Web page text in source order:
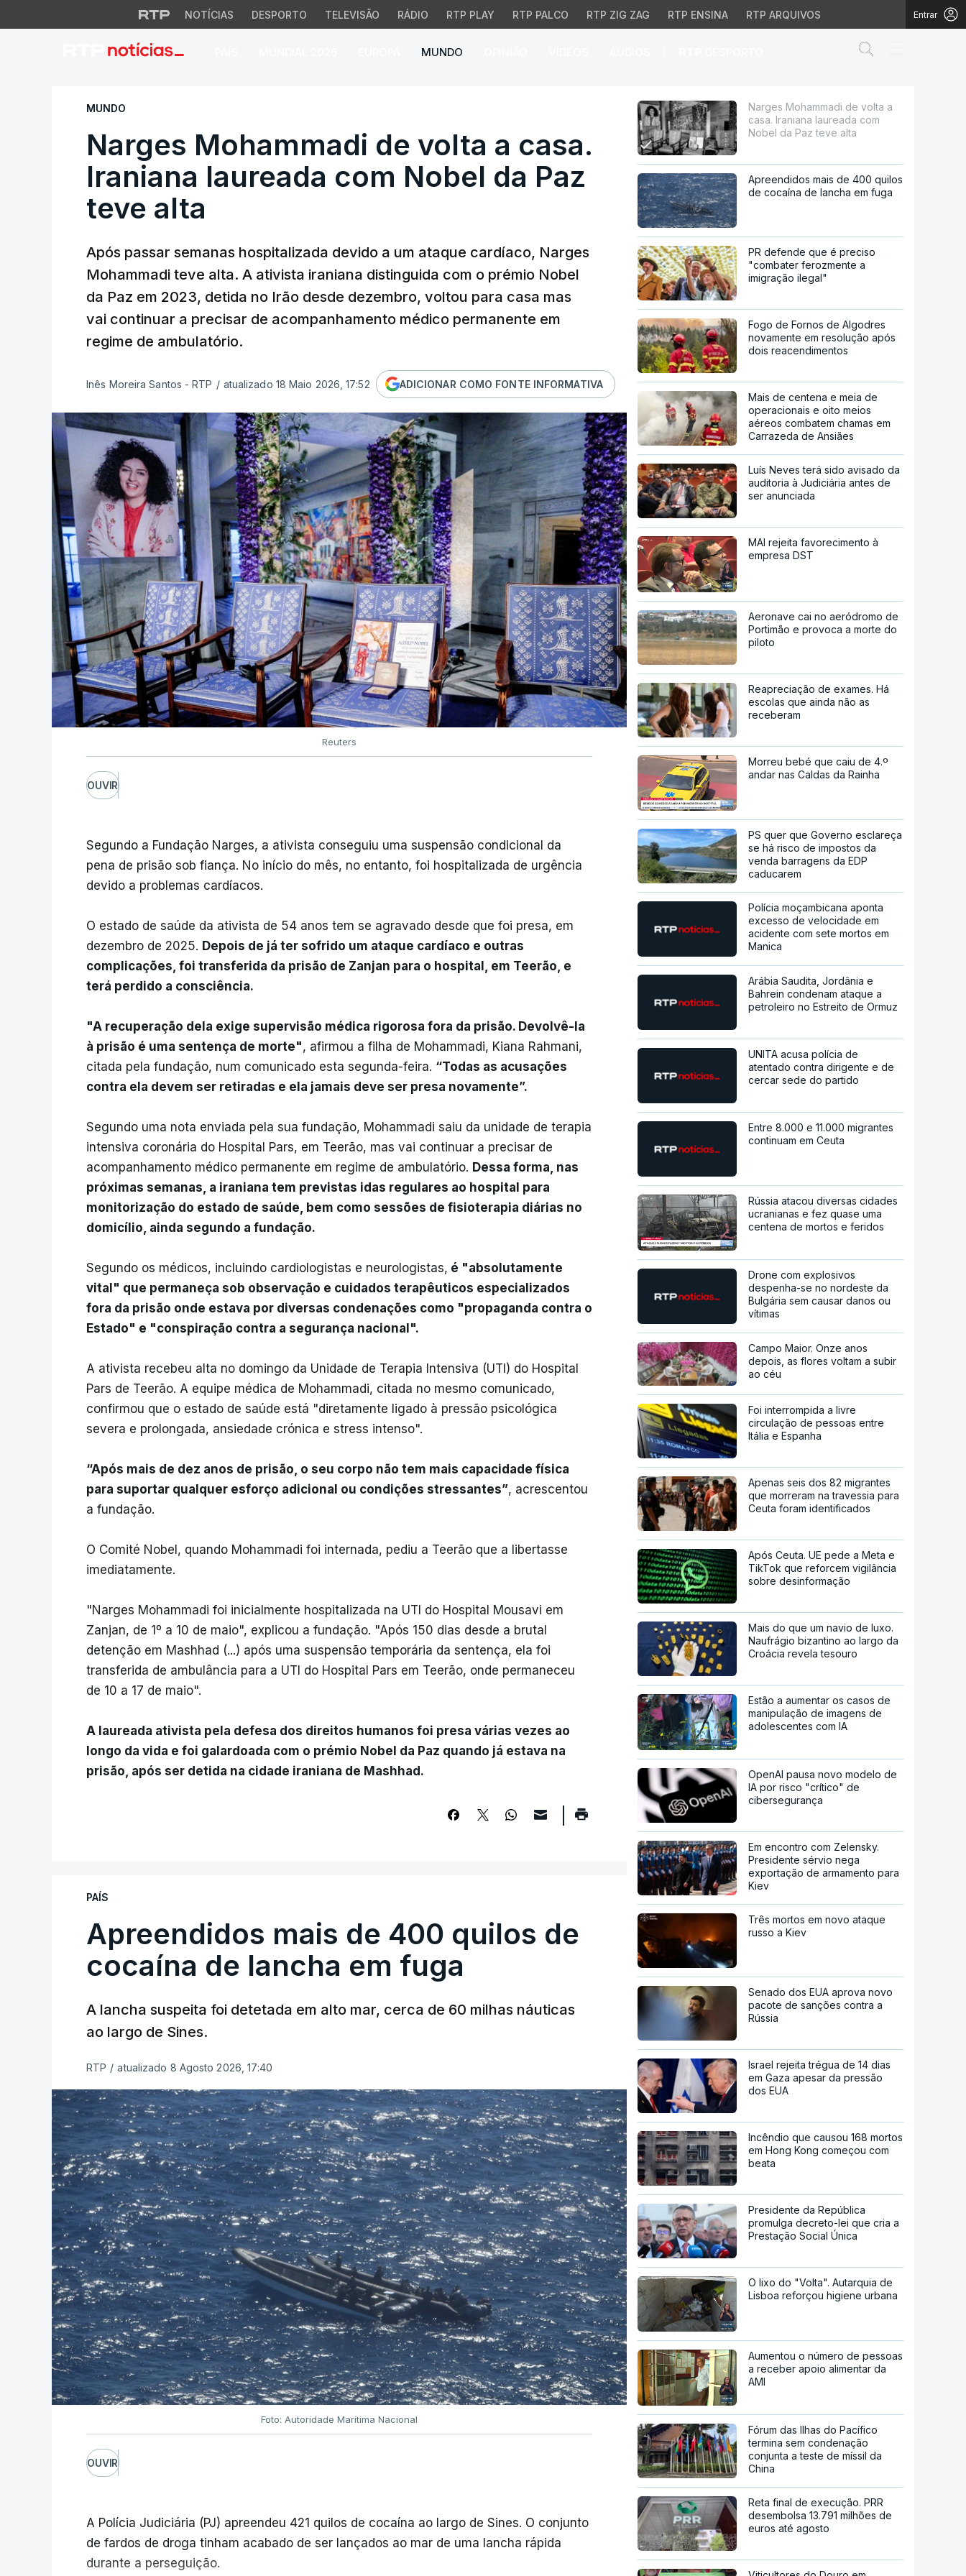
NOTÍCIAS DESPORTO TELEVISÃO RÁDIO RTP PLAY RTP PALCO RTP ZIG ZAG RTP ENSINA RTP ARQUIVOS Entrar
MUNDO
Narges Mohammadi de volta a casa. Iraniana laureada com
MUNDO
Narges Mohammadi de volta a casa.
Iraniana laureada com Nobel da Paz
teve alta
Após passar semanas hospitalizada devido a um ataque cardíaco, Narges
Mohammadi teve alta. A ativista iraniana distinguida com o prémio Nobel
da Paz em 2023, detida no Irão desde dezembro, voltou para casa mas
vai continuar a precisar de acompanhamento médico permanente em
regime de ambulatório.
Inês Moreira Santos - RTP / atualizado 18 Maio 2026, 17:52 ADICIONAR COMO FONTE INFORMATIVA
Reuters
OUVIR
Segundo a Fundação Narges, a ativista conseguiu uma suspensão condicional da
pena de prisão sob fiança. No início do mês, no entanto, foi hospitalizada de urgência
devido a problemas cardíacos.
O estado de saúde da ativista de 54 anos tem se agravado desde que foi presa, em
dezembro de 2025. Depois de já ter sofrido um ataque cardíaco e outras
complicações, foi transferida da prisão de Zanjan para o hospital, em Teerão, e
terá perdido a consciência.
"A recuperação dela exige supervisão médica rigorosa fora da prisão. Devolvê-la
à prisão é uma sentença de morte", afirmou a filha de Mohammadi, Kiana Rahmani,
citada pela fundação, num comunicado esta segunda-feira. “Todas as acusações
contra ela devem ser retiradas e ela jamais deve ser presa novamente”.
Segundo uma nota enviada pela sua fundação, Mohammadi saiu da unidade de terapia
intensiva coronária do Hospital Pars, em Teerão, mas vai continuar a precisar de
acompanhamento médico permanente em regime de ambulatório. Dessa forma, nas
próximas semanas, a iraniana tem previstas idas regulares ao hospital para
monitorização do estado de saúde, bem como sessões de fisioterapia diárias no
domicílio, ainda segundo a fundação.
Segundo os médicos, incluindo cardiologistas e neurologistas, é "absolutamente
vital" que permaneça sob observação e cuidados terapêuticos especializados
fora da prisão onde estava por diversas condenações como "propaganda contra o
Estado" e "conspiração contra a segurança nacional".
A ativista recebeu alta no domingo da Unidade de Terapia Intensiva (UTI) do Hospital
Pars de Teerão. A equipe médica de Mohammadi, citada no mesmo comunicado,
confirmou que o estado de saúde está "diretamente ligado à pressão psicológica
severa e prolongada, ansiedade crónica e stress intenso".
“Após mais de dez anos de prisão, o seu corpo não tem mais capacidade física
para suportar qualquer esforço adicional ou condições stressantes”, acrescentou
a fundação.
O Comité Nobel, quando Mohammadi foi internada, pediu a Teerão que a libertasse
imediatamente.
"Narges Mohammadi foi inicialmente hospitalizada na UTI do Hospital Mousavi em
Zanjan, de 1º a 10 de maio", explicou a fundação. "Após 150 dias desde a brutal
detenção em Mashhad (...) após uma suspensão temporária da sentença, ela foi
transferida de ambulância para a UTI do Hospital Pars em Teerão, onde permaneceu
de 10 a 17 de maio".
A laureada ativista pela defesa dos direitos humanos foi presa várias vezes ao
longo da vida e foi galardoada com o prémio Nobel da Paz quando já estava na
prisão, após ser detida na cidade iraniana de Mashhad.
PAÍS
Apreendidos mais de 400 quilos de
cocaína de lancha em fuga
A lancha suspeita foi detetada em alto mar, cerca de 60 milhas náuticas
ao largo de Sines.
RTP / atualizado 8 Agosto 2026, 17:40
Foto: Autoridade Marítima Nacional
OUVIR
A Polícia Judiciária (PJ) apreendeu 421 quilos de cocaína ao largo de Sines. O conjunto
de fardos de droga tinham acabado de ser lançados ao mar de uma lancha rápida
durante a perseguição.
Narges Mohammadi de volta a
casa. Iraniana laureada com
Nobel da Paz teve alta
Apreendidos mais de 400 quilos
de cocaína de lancha em fuga
PR defende que é preciso
"combater ferozmente a
imigração ilegal"
Fogo de Fornos de Algodres
novamente em resolução após
dois reacendimentos
Mais de centena e meia de
operacionais e oito meios
aéreos combatem chamas em
Carrazeda de Ansiães
Luís Neves terá sido avisado da
auditoria à Judiciária antes de
ser anunciada
MAI rejeita favorecimento à
empresa DST
Aeronave cai no aeródromo de
Portimão e provoca a morte do
piloto
Reapreciação de exames. Há
escolas que ainda não as
receberam
Morreu bebé que caiu de 4.º
andar nas Caldas da Rainha
PS quer que Governo esclareça
se há risco de impostos da
venda barragens da EDP
caducarem
Polícia moçambicana aponta
excesso de velocidade em
acidente com sete mortos em
Manica
Arábia Saudita, Jordânia e
Bahrein condenam ataque a
petroleiro no Estreito de Ormuz
UNITA acusa polícia de
atentado contra dirigente e de
cercar sede do partido
Entre 8.000 e 11.000 migrantes
continuam em Ceuta
Rússia atacou diversas cidades
ucranianas e fez quase uma
centena de mortos e feridos
Drone com explosivos
despenha-se no nordeste da
Bulgária sem causar danos ou
vítimas
Campo Maior. Onze anos
depois, as flores voltam a subir
ao céu
Foi interrompida a livre
circulação de pessoas entre
Itália e Espanha
Apenas seis dos 82 migrantes
que morreram na travessia para
Ceuta foram identificados
Após Ceuta. UE pede a Meta e
TikTok que reforcem vigilância
sobre desinformação
Mais do que um navio de luxo.
Naufrágio bizantino ao largo da
Croácia revela tesouro
Estão a aumentar os casos de
manipulação de imagens de
adolescentes com IA
OpenAI pausa novo modelo de
IA por risco "crítico" de
cibersegurança
Em encontro com Zelensky.
Presidente sérvio nega
exportação de armamento para
Kiev
Três mortos em novo ataque
russo a Kiev
Senado dos EUA aprova novo
pacote de sanções contra a
Rússia
Israel rejeita trégua de 14 dias
em Gaza apesar da pressão
dos EUA
Incêndio que causou 168 mortos
em Hong Kong começou com
beata
Presidente da República
promulga decreto-lei que cria a
Prestação Social Única
O lixo do "Volta". Autarquia de
Lisboa reforçou higiene urbana
Aumentou o número de pessoas
a receber apoio alimentar da
AMI
Fórum das Ilhas do Pacífico
termina sem condenação
conjunta a teste de míssil da
China
Reta final de execução. PRR
desembolsa 13.791 milhões de
euros até agosto